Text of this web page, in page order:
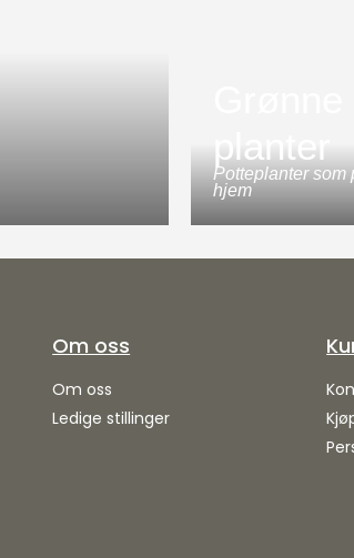
planter
Potteplanter som
hjem
Om oss
Om oss
Ledige stillinger